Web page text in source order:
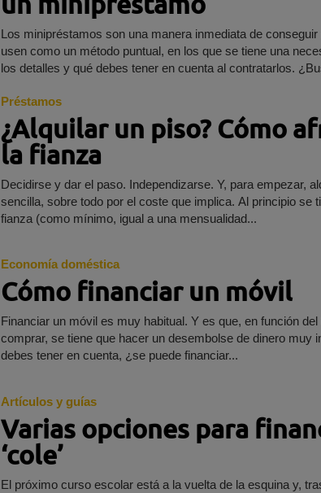
Los minipréstamos son una manera inmediata de
usen como un método puntual, en los que se tiene una
los detalles y qué
Préstamos
¿Alquilar un piso? Cómo
la fianza
Decidirse y dar el paso. Independizarse. Y, para empezar,
sencilla, sobre todo por el coste que implica. Al principio se
fianza (como mínimo, igual a una mensualidad...
Economía doméstica
Cómo financiar un móvil
Financiar un móvil es muy habitual. Y es que, en función
comprar, se tiene que hacer un desembolse de dinero muy
debes tener en cuenta, ¿se puede financiar...
Artículos y guías
Varias opciones para
‘cole’
El próximo curso escolar está a la vuelta de la esquina y,